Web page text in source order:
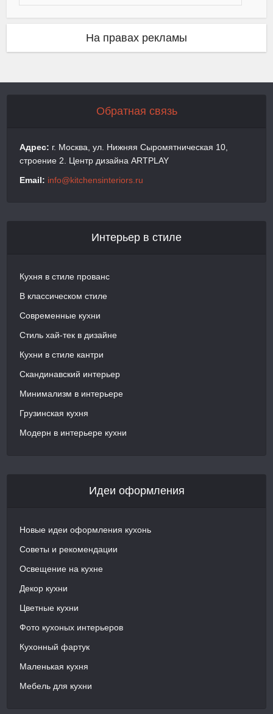
На правах рекламы
Обратная связь
Адрес: г. Москва, ул. Нижняя Сыромятническая 10,
строение 2. Центр дизайна ARTPLAY
Email: info@kitchensinteriors.ru
Интерьер в стиле
Кухня в стиле прованс
В классическом стиле
Современные кухни
Стиль хай-тек в дизайне
Кухни в стиле кантри
Скандинавский интерьер
Минимализм в интерьере
Грузинская кухня
Модерн в интерьере кухни
Идеи оформления
Новые идеи оформления кухонь
Советы и рекомендации
Освещение на кухне
Декор кухни
Цветные кухни
Фото кухоных интерьеров
Кухонный фартук
Маленькая кухня
Мебель для кухни